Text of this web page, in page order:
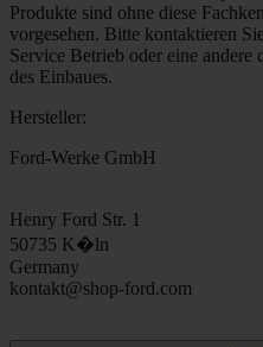
Produkte sind ohne diese
vorgesehen. Bitte kontaktieren
Service Betrieb oder eine
des Einbaues.
Hersteller:
Ford-Werke GmbH
Henry Ford Str. 1
50735 K�ln
Germany
kontakt@shop-ford.com